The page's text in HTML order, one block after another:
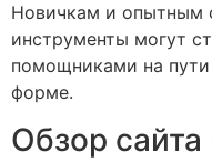
Новичкам и опытным
инструменты могут
помощниками на
форме.
Обзор сайта